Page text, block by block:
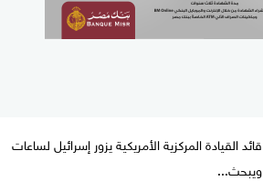
قائد القيادة المركزية الأمريكية يزور إسرائيل لساعات
ويبحث...